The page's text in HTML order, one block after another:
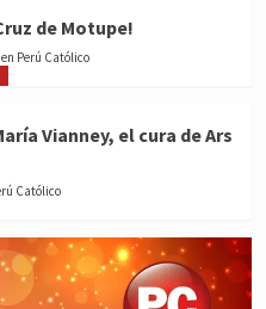
de Motupe!
Perú Católico
Vianney, el cura de Ars
Católico